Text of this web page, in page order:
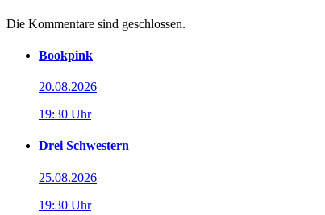
Die Kommentare sind geschlossen.
Bookpink
20.08.2026
19:30 Uhr
Drei Schwestern
25.08.2026
19:30 Uhr